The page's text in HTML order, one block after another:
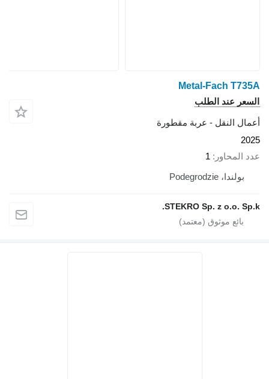
Metal-Fach T735A
السعر عند الطلب
أعمال النقل - عربة مقطورة
2025
عدد المحاور
1
بولندا، Podegrodzie
STEKRO Sp. z o.o. Sp.k.